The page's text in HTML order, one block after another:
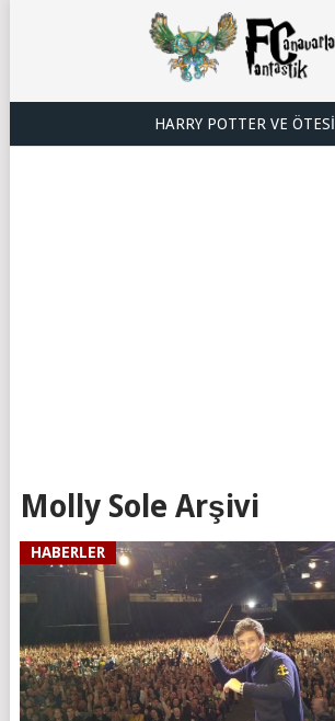
HARRY POTTER VE ÖTESI
Molly Sole Arşivi
HABERLER